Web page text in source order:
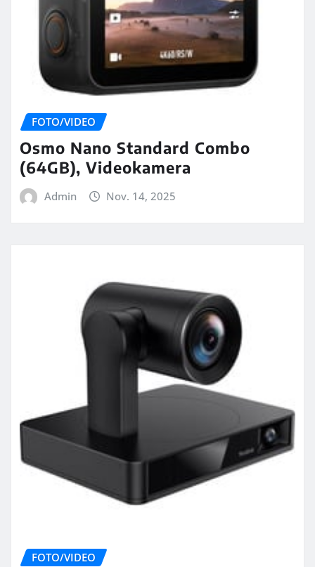
FOTO/VIDEO
Osmo Nano Standard Combo
(64GB), Videokamera
Admin Nov. 14, 2025
FOTO/VIDEO